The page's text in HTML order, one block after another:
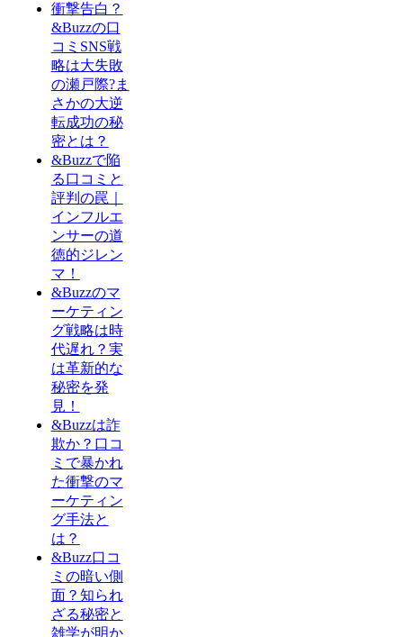
衝撃告白？
&Buzzの口
コミSNS戦
略は大失敗
の瀬戸際?ま
さかの大逆
転成功の秘
密とは？
&Buzzで陥
る口コミと
評判の罠｜
インフルエ
ンサーの道
徳的ジレン
マ！
&Buzzのマ
ーケティン
グ戦略は時
代遅れ？実
は革新的な
秘密を発
見！
&Buzzは詐
欺か？口コ
ミで暴かれ
た衝撃のマ
ーケティン
グ手法と
は？
&Buzz口コ
ミの暗い側
面？知られ
ざる秘密と
雑学が明か